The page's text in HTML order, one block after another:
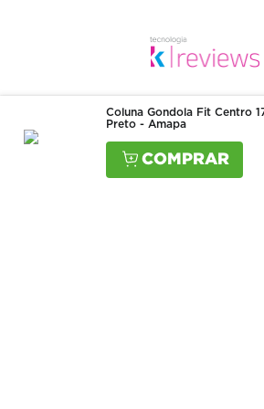
Coluna Gondola Fit Centro
Preto - Amapa
Produtos visualizados
Quem viu, viu também